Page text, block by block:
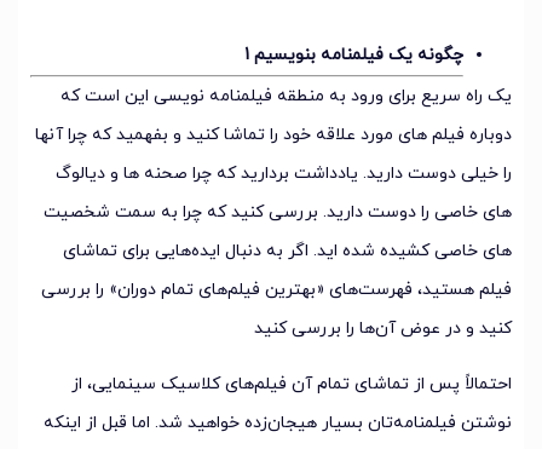
چگونه یک فیلمنامه بنویسیم 1
یک راه سریع برای ورود به منطقه فیلمنامه نویسی این است که
دوباره فیلم های مورد علاقه خود را تماشا کنید و بفهمید که چرا آنها
را خیلی دوست دارید. یادداشت بردارید که چرا صحنه ها و دیالوگ
های خاصی را دوست دارید. بررسی کنید که چرا به سمت شخصیت
های خاصی کشیده شده اید. اگر به دنبال ایده‌هایی برای تماشای
فیلم هستید، فهرست‌های «بهترین فیلم‌های تمام دوران» را بررسی
کنید و در عوض آن‌ها را بررسی کنید
احتمالاً پس از تماشای تمام آن فیلم‌های کلاسیک سینمایی، از
نوشتن فیلمنامه‌تان بسیار هیجان‌زده خواهید شد. اما قبل از اینکه